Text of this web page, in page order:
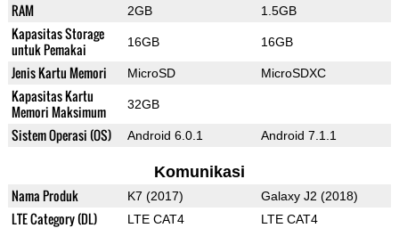
RAM 2GB 1.5GB
Kapasitas Storage
untuk Pemakai
16GB 16GB
Jenis Kartu Memori MicroSD MicroSDXC
Kapasitas Kartu
Memori Maksimum
32GB
Sistem Operasi (OS) Android 6.0.1 Android 7.1.1
Komunikasi
Nama Produk K7 (2017) Galaxy J2 (2018)
LTE Category (DL) LTE CAT4 LTE CAT4